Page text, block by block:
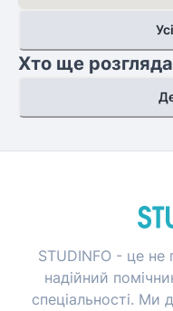
Хто ще
STUDINFO - це
надійний
спеціальності.